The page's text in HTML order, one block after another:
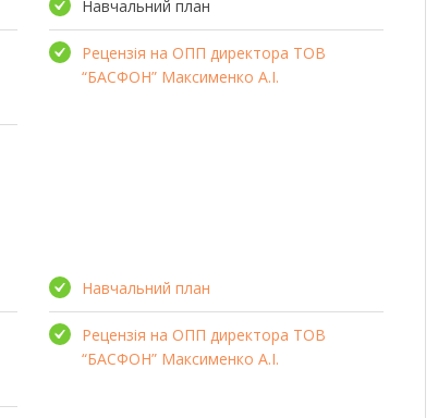
Навчальний план
Рецензія на ОПП директора ТОВ
“БАСФОН” Максименко А.І.
Навчальний план
Рецензія на ОПП директора ТОВ
“БАСФОН” Максименко А.І.